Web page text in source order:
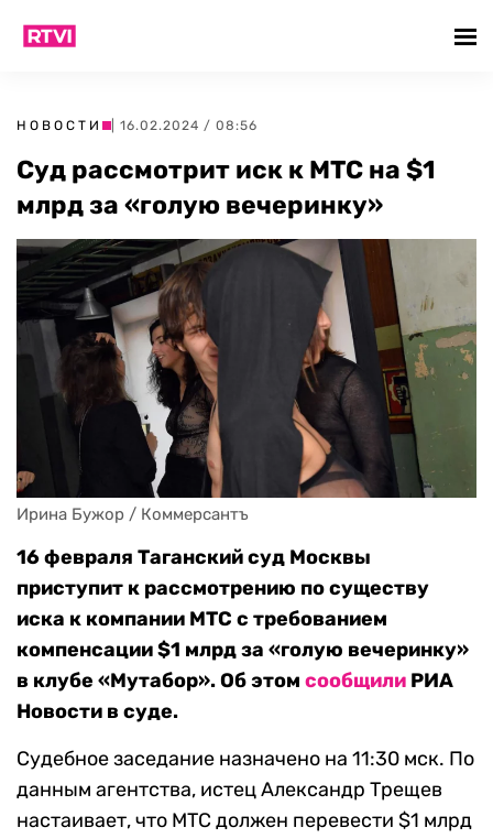
НОВОСТИ | 16.02.2024 / 08:56
Суд рассмотрит иск к МТС на $1
млрд за «голую вечеринку»
Ирина Бужор / Коммерсантъ
16 февраля Таганский суд Москвы
приступит к рассмотрению по существу
иска к компании МТС с требованием
компенсации $1 млрд за «голую вечеринку»
в клубе «Мутабор». Об этом сообщили РИА
Новости в суде.
Судебное заседание назначено на 11:30 мск. По
данным агентства, истец Александр Трещев
настаивает, что МТС должен перевести $1 млрд